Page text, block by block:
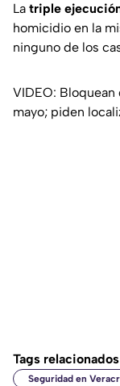
La triple
homicidio en la
ninguno de los
VIDEO:
mayo; piden
Tags relacionados
Seguridad en